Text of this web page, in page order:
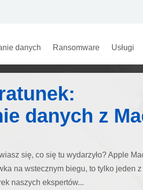
danych Ransomware Usługi
danych z
się, co się tu wydarzyło? Apple
na wstecznym biegu, to tylko jeden z
naszych ekspertów...